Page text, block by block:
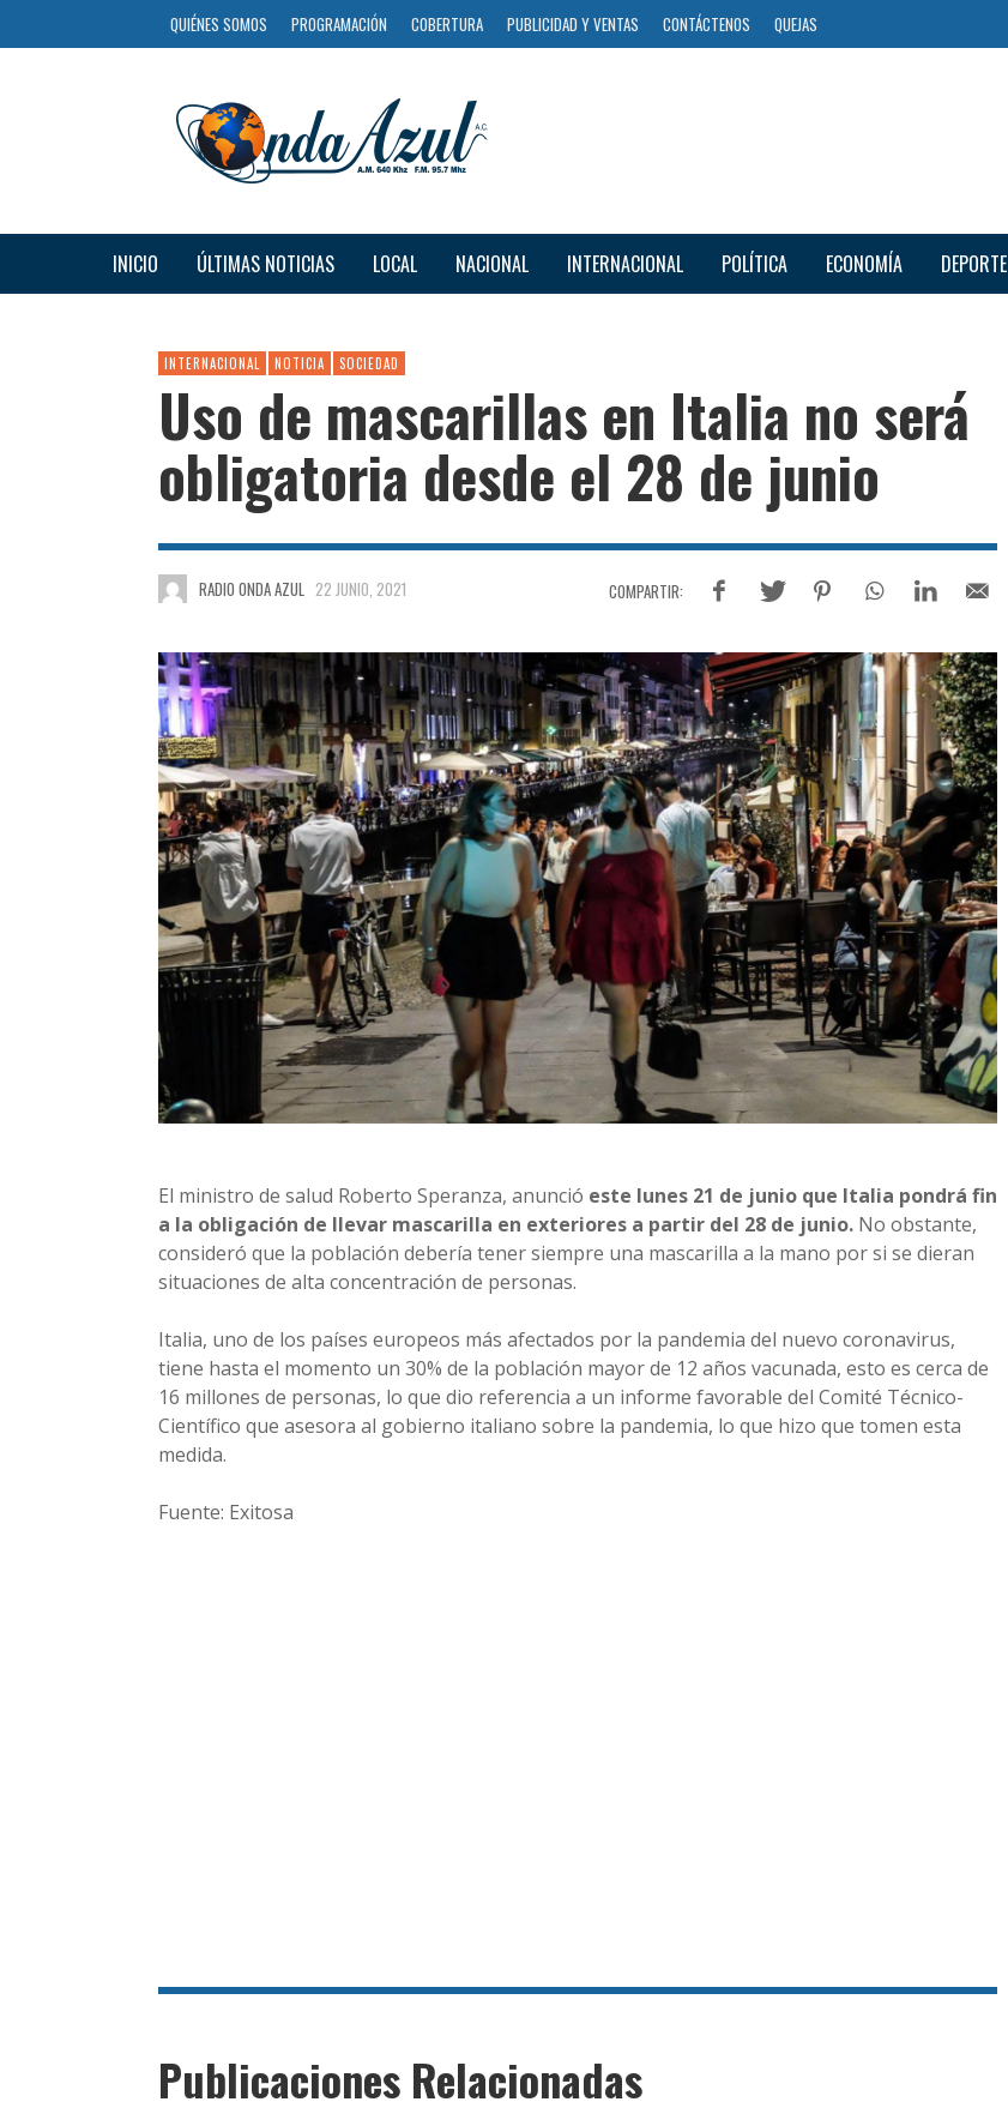
QUIÉNES SOMOS PROGRAMACIÓN COBERTURA PUBLICIDAD Y VENTAS CONTÁCTENOS QUEJAS
INICIO ÚLTIMAS NOTICIAS LOCAL NACIONAL INTERNACIONAL POLÍTICA ECONOMÍA DEPORTE
INTERNACIONAL NOTICIA SOCIEDAD
Uso de mascarillas en Italia no será
obligatoria desde el 28 de junio
RADIO ONDA AZUL 22 JUNIO, 2021
El ministro de salud Roberto Speranza, anunció este lunes 21 de junio que Italia pondrá fin
a la obligación de llevar mascarilla en exteriores a partir del 28 de junio. No obstante,
consideró que la población debería tener siempre una mascarilla a la mano por si se dieran
situaciones de alta concentración de personas.
Italia, uno de los países europeos más afectados por la pandemia del nuevo coronavirus,
tiene hasta el momento un 30% de la población mayor de 12 años vacunada, esto es cerca de
16 millones de personas, lo que dio referencia a un informe favorable del Comité Técnico-
Científico que asesora al gobierno italiano sobre la pandemia, lo que hizo que tomen esta
medida.
Fuente: Exitosa
Publicaciones Relacionadas